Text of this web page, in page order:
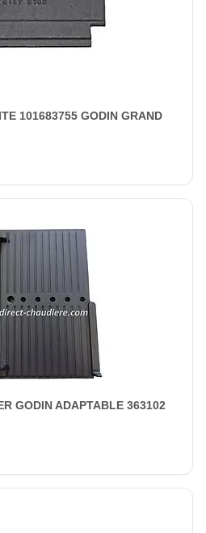
101683755 GODIN GRAND
GODIN ADAPTABLE 363102